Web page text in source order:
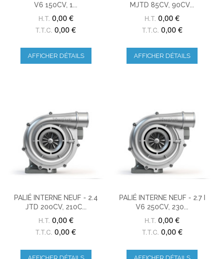
V6 150CV, 1...
H.T. 0,00 €
T.T.C. 0,00 €
AFFICHER DÉTAILS
MJTD 85CV, 90CV...
H.T. 0,00 €
T.T.C. 0,00 €
AFFICHER DÉTAILS
PALIÉ INTERNE NEUF - 2.4
JTD 200CV, 210C...
H.T. 0,00 €
T.T.C. 0,00 €
PALIÉ INTERNE NEUF - 2.7 I
V6 250CV, 230...
H.T. 0,00 €
T.T.C. 0,00 €